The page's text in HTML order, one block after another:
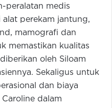
peralatan medis
perekam jantung,
mamografi dan
memastikan kualitas
oleh Siloam
Sekaligus untuk
dan biaya
Caroline dalam